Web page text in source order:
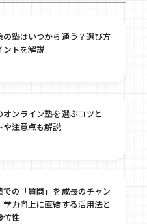
の塾はいつから通う？選び方
ントを解説
ンライン塾を選ぶコツと
や注意点も解説
での「質問」を成長のチャン
学力向上に直結する活用法と
位性